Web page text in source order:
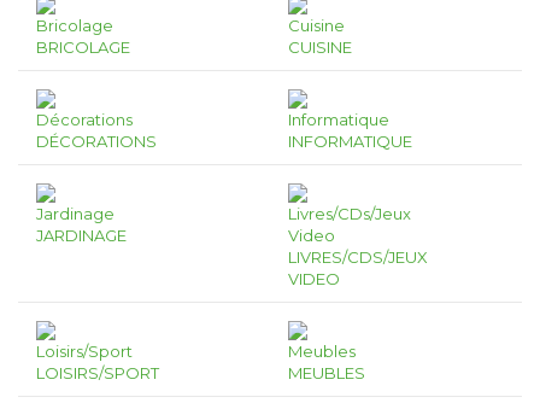
BRICOLAGE CUISINE
DÉCORATIONS INFORMATIQUE
JARDINAGE
LIVRES/CDS/JEUX
VIDEO
LOISIRS/SPORT MEUBLES